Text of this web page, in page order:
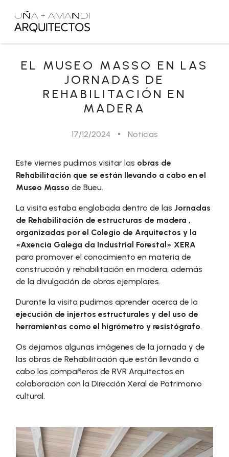
EL MUSEO MASSO EN LAS
JORNADAS DE
REHABILITACIÓN EN
MADERA
17/12/2024 Noticias
Este viernes pudimos visitar las obras de
Rehabilitación que se están llevando a cabo en el
Museo Masso de Bueu.
La visita estaba englobada dentro de las Jornadas
de Rehabilitación de estructuras de madera ,
organizadas por el Colegio de Arquitectos y la
«Axencia Galega da Industrial Forestal» XERA
para promover el conocimiento en materia de
construcción y rehabilitación en madera, además
de la divulgación de obras ejemplares.
Durante la visita pudimos aprender acerca de la
ejecución de injertos estructurales y del uso de
herramientas como el higrómetro y resistógrafo.
Os dejamos algunas imágenes de la jornada y de
las obras de Rehabilitación que están llevando a
cabo los compañeros de RVR Arquitectos en
colaboración con la Dirección Xeral de Patrimonio
cultural.